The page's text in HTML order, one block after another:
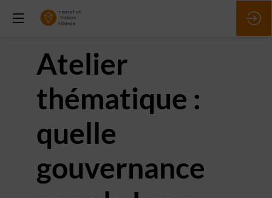
Atelier
thématique :
quelle
gouvernance